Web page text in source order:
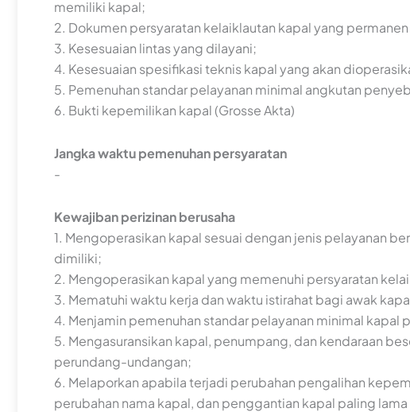
memiliki kapal;
2. Dokumen persyaratan kelaiklautan kapal yang
3. Kesesuaian lintas yang dilayani;
4. Kesesuaian spesifikasi teknis kapal yang akan
5. Pemenuhan standar pelayanan minimal angkutan
6. Bukti kepemilikan kapal (Grosse Akta)
Jangka waktu pemenuhan persyaratan
-
Kewajiban perizinan berusaha
1. Mengoperasikan kapal sesuai dengan jenis pelayanan
dimiliki;
2. Mengoperasikan kapal yang memenuhi persyaratan
3. Mematuhi waktu kerja dan waktu istirahat bagi awak
4. Menjamin pemenuhan standar pelayanan minimal kapal
5. Mengasuransikan kapal, penumpang, dan kendaraan
perundang-undangan;
6. Melaporkan apabila terjadi perubahan pengalihan
perubahan nama kapal, dan penggantian kapal paling